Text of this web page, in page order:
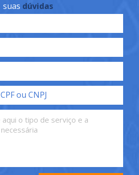
suas dúvidas